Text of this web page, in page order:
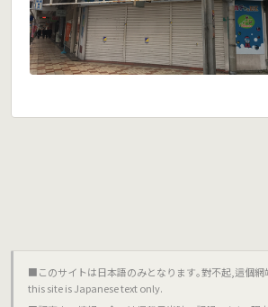
■このサイトは日本語のみとなります｡對不起,這個網
this site is Japanese text only.